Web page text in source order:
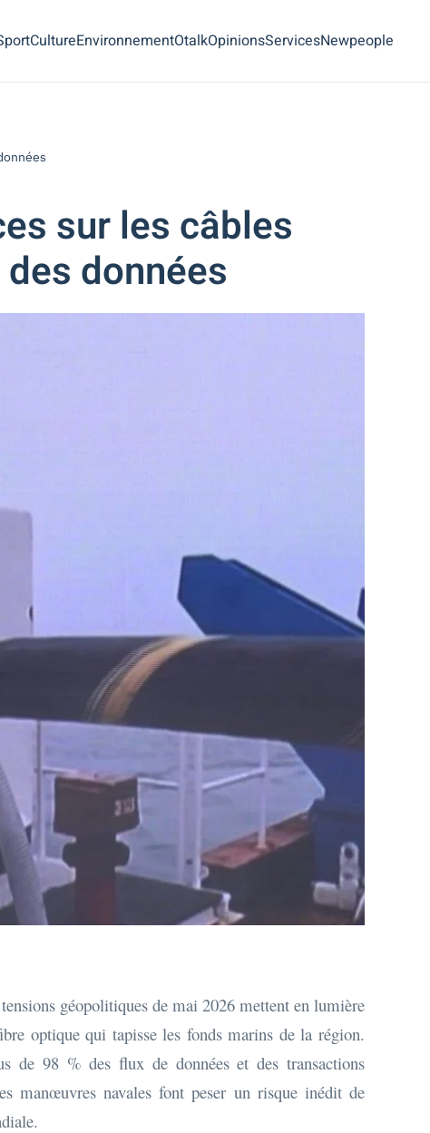
CultureEnvironnementOtalkOpinionsServicesNewpeople
sur les câbles
données
géopolitiques de mai 2026 mettent en lumière
optique qui tapisse les fonds marins de la région.
de 98 % des flux de données et des transactions
manœuvres navales font peser un risque inédit de